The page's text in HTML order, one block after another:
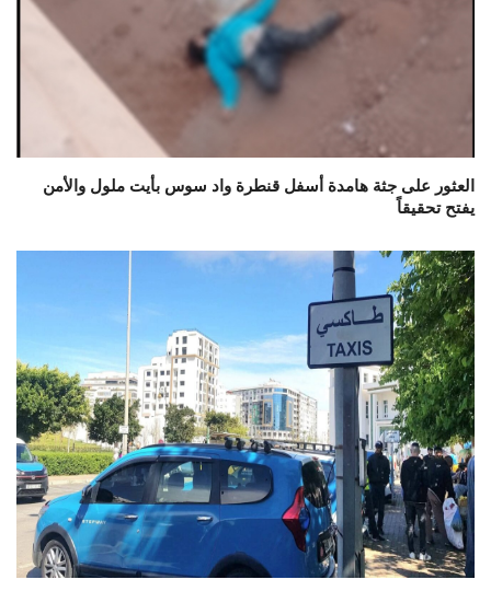
العثور على جثة هامدة أسفل قنطرة واد سوس بأيت ملول والأمن
يفتح تحقيقاً